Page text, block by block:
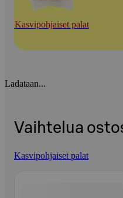
Kasvipohjaiset palat
Ladataan...
Vaihtelua
Kasvipohjaiset palat